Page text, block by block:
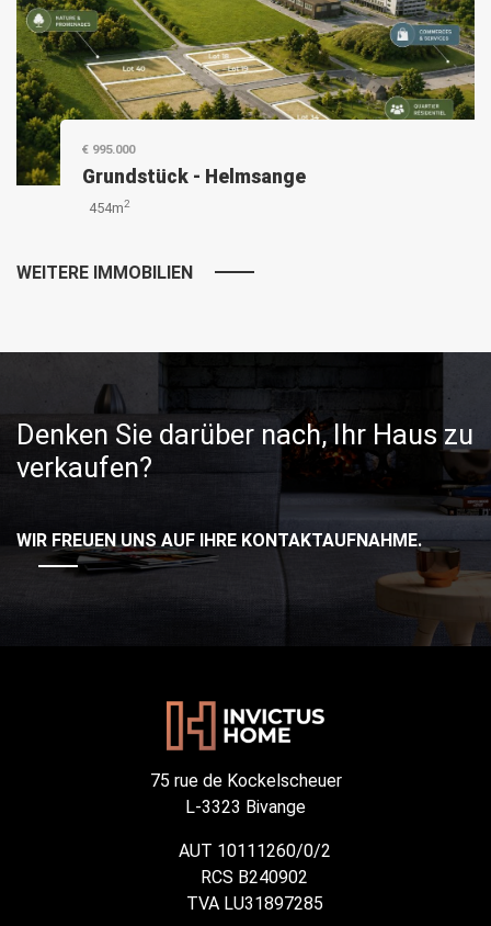
€ 995.000
Grundstück - Helmsange
454m2
WEITERE IMMOBILIEN
Denken Sie darüber nach, Ihr Haus zu
verkaufen?
WIR FREUEN UNS AUF IHRE KONTAKTAUFNAHME.
75 rue de Kockelscheuer
L-3323 Bivange
AUT 10111260/0/2
RCS B240902
TVA LU31897285